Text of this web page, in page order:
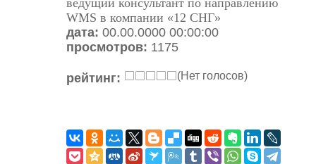
ведущий консультант по направлению
WMS в компании «12 СНГ»
дата: 00.00.0000 00:00:00
просмотров: 1175
рейтинг: (Нет голосов)